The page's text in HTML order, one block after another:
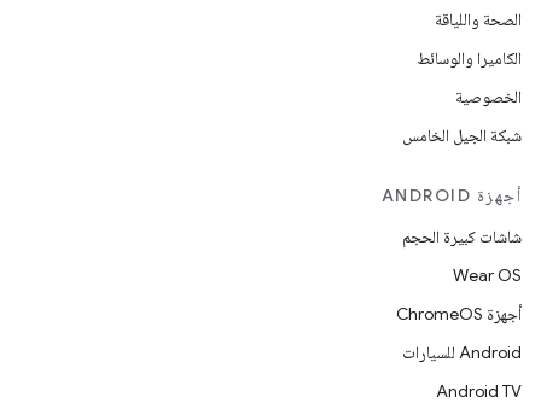
الصحة واللياقة
الكاميرا والوسائط
الخصوصية
شبكة الجيل الخامس
أجهزة ANDROID
شاشات كبيرة الحجم
Wear OS
أجهزة ChromeOS
Android للسيارات
Android TV